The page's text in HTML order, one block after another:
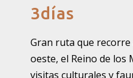
3días
Gran ruta que recorre
oeste, el Reino de los
visitas culturales y